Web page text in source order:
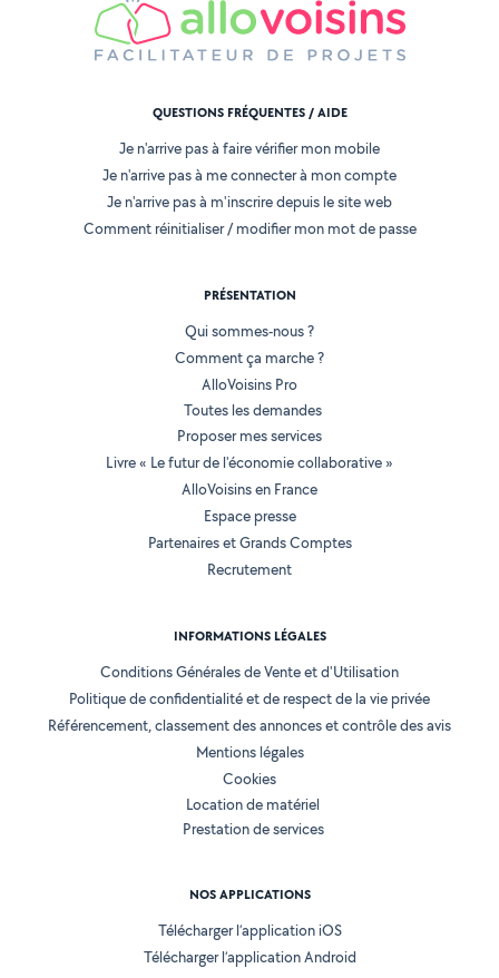
QUESTIONS FRÉQUENTES / AIDE
Je n'arrive pas à faire vérifier mon mobile
Je n'arrive pas à me connecter à mon compte
Je n'arrive pas à m'inscrire depuis le site web
Comment réinitialiser / modifier mon mot de passe
PRÉSENTATION
Qui sommes-nous ?
Comment ça marche ?
AlloVoisins Pro
Toutes les demandes
Proposer mes services
Livre « Le futur de l'économie collaborative »
AlloVoisins en France
Espace presse
Partenaires et Grands Comptes
Recrutement
INFORMATIONS LÉGALES
Conditions Générales de Vente et d'Utilisation
Politique de confidentialité et de respect de la vie privée
Référencement, classement des annonces et contrôle des avis
Mentions légales
Cookies
Location de matériel
Prestation de services
NOS APPLICATIONS
Télécharger l’application iOS
Télécharger l’application Android